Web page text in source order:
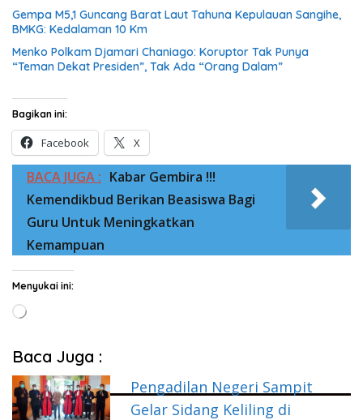
Gempa M5,1 Guncang Barat Laut Tahuna Kepulauan Sangihe,
BMKG: Kedalaman 10 Km
Menko Polkam Djamari Chaniago: Koruptor Tak Punya
“Teman Dekat Presiden”, Tak Ada “Orang Dalam”
Bagikan ini:
Facebook X
BACA JUGA : Kabar Gembira !!!
Kemendikbud Berikan Beasiswa Bagi
Guru Untuk Meningkatkan
Kemampuan
Menyukai ini:
Memuat...
Baca Juga :
Pengadilan Negeri Sampit
Gelar Sidang Keliling di